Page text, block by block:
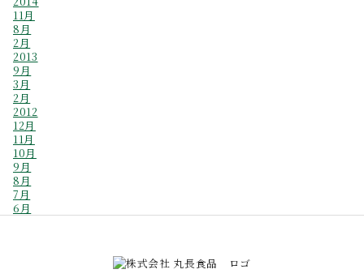
11月
8月
2月
2013
9月
3月
2月
2012
12月
11月
10月
9月
8月
7月
6月